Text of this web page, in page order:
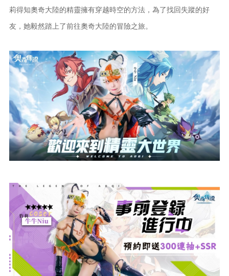
莉得知奧奇大陸的精靈擁有穿越時空的方法，為了找回失蹤的好
友，她毅然踏上了前往奧奇大陸的冒險之旅。